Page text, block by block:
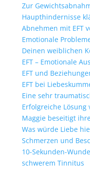
Zur
Haupthindernisse
Abnehmen mit EFT
Emotionale
Deinen weiblichen
EFT – Emotionale
EFT und
EFT bei
Eine sehr
Erfolgreiche
Maggie beseitigt
Was würde Liebe
Schmerzen und
10-Sekunden-
schwerem Tinnitus